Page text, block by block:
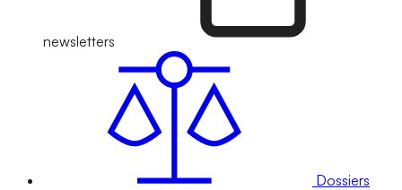
newsletters
Dossiers